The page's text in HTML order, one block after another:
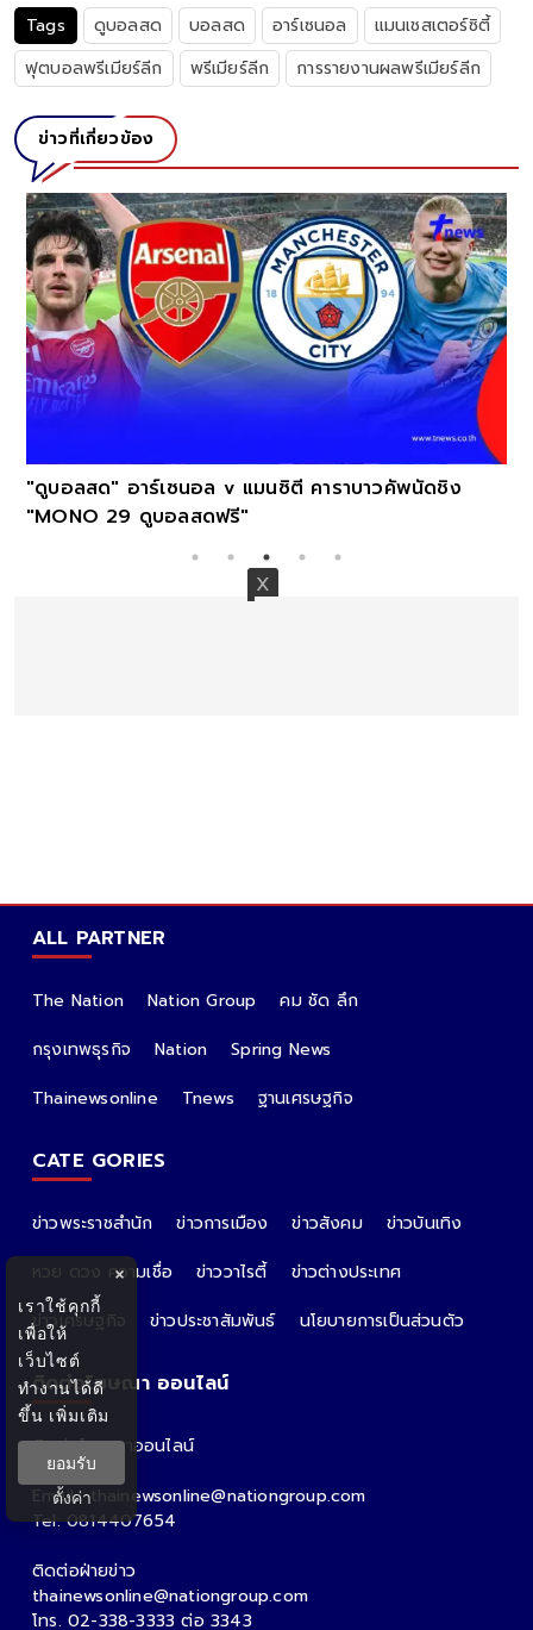
Tags ดูบอลสด บอลสด อาร์เซนอล
แมนเชสเตอร์ซิตี้
ฟุตบอลพรีเมียร์ลีก
พรีเมียร์ลีก การรายงานผลพรีเมียร์ลีก
ข่าวที่เกี่ยวข้อง
"ดูบอลสด" อาร์เซนอล v แมนซิตี คาราบาวคัพนัดชิง
"MONO 29 ดูบอลสดฟรี"
ALL PARTNER
The Nation Nation Group
คม ชัด ลึก
กรุงเทพธุรกิจ
Nation
Spring News
Thainewsonline
Tnews ฐานเศรษฐกิจ
CATE GORIES
ข่าวพระราชสำนัก ข่าวการเมือง ข่าวสังคม
ข่าวบันเทิง
หวย ดวง ความเชื่อ
ข่าววาไรตี้
ข่าวต่างประเทศ
ข่าวเศรษฐกิจ
ข่าวประชาสัมพันธ์ นโยบายการเป็นส่วนตัว
ติดต่อโฆษณา ออนไลน์
ติดต่อโฆษณาออนไลน์
คุณอ้อ
Email : thainewsonline@nationgroup.com
Tel: 0814407654
ติดต่อฝ่ายข่าว
thainewsonline@nationgroup.com
โทร. 02-338-3333 ต่อ 3343
×
เราใช้คุกกี้
เพื่อให้
เว็บไซต์
ทำงานได้ดี
ขึ้น เพิ่มเติม
ยอมรับ
ตั้งค่า